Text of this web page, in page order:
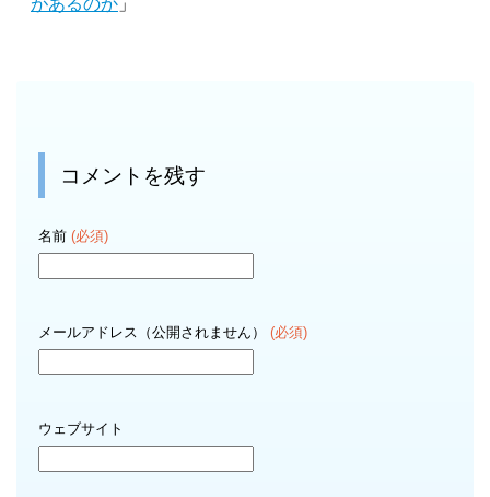
があるのか 」
コメントを残す
名前 (必須)
メールアドレス（公開されません） (必須)
ウェブサイト